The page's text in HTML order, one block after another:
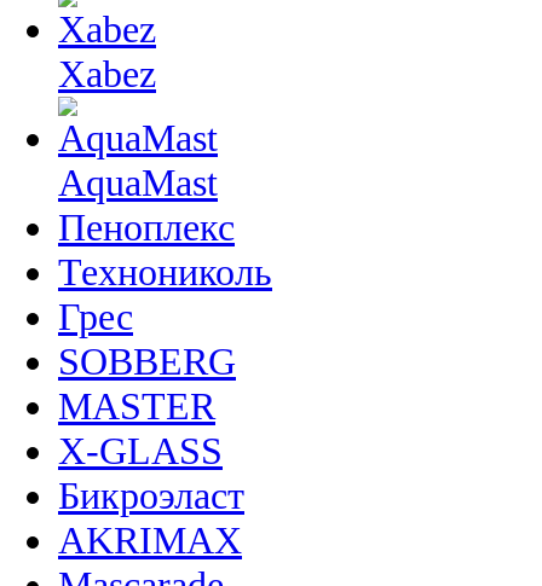
Xabez
AquaMast
Пеноплекс
Технониколь
Грес
SOBBERG
MASTER
X-GLASS
Бикроэласт
AKRIMAX